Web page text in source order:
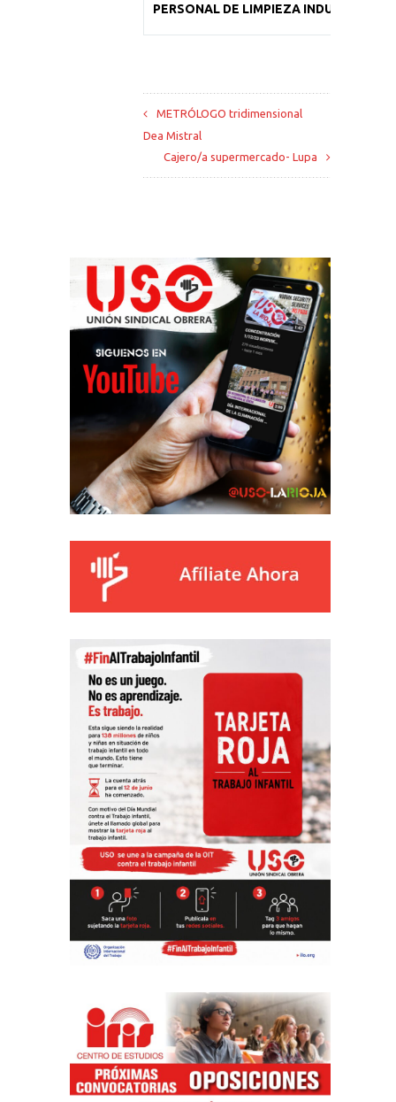
PERSONAL DE LIMPIEZA INDUSTRIAL
METRÓLOGO tridimensional
Dea Mistral
Cajero/a supermercado- Lupa